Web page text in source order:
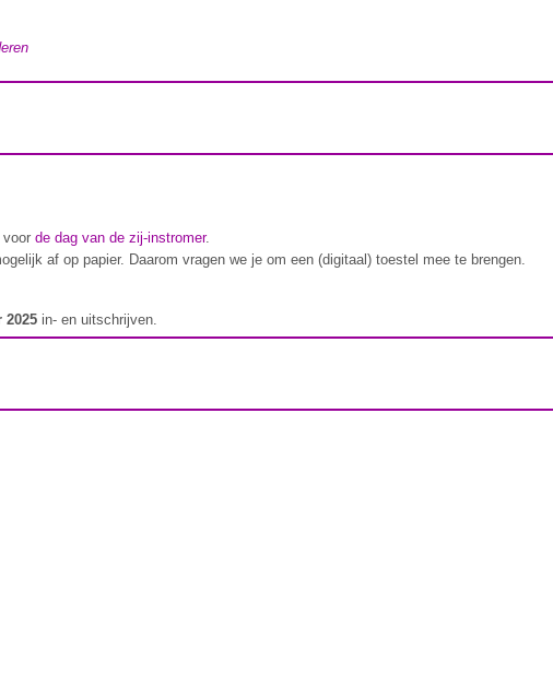
voorde dag van de zij-instromer.
af op papier. Daarom vragen we je om een (digitaal) toestel mee te brengen.
2025 in- en uitschrijven.